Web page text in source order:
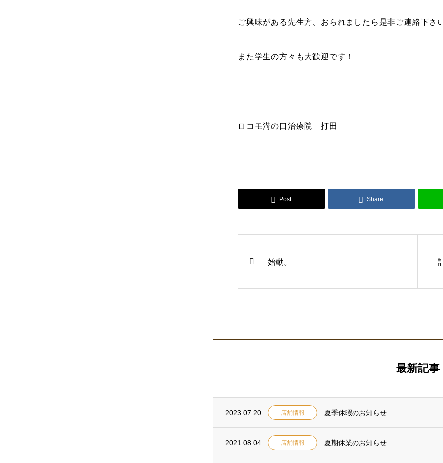
ご興味がある先生方、おられましたら是非ご連絡下さ
また学生の方々も大歓迎です！
ロコモ溝の口治療院 打田
Post Share
始動。
最新記事
2023.07.20 店舗情報 夏季休暇のお知らせ
2021.08.04 店舗情報 夏期休業のお知らせ